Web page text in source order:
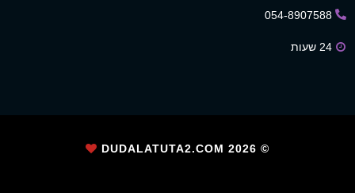
054-8907588
24 שעות
© DUDALATUTA2.COM
2026